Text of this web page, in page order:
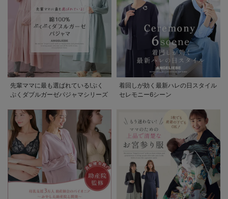
先輩ママに最も選ばれている!ぷく
ぷくダブルガーゼパジャマシリーズ
着回しが効く最新ハレの日スタイル
セレモニー6シーン